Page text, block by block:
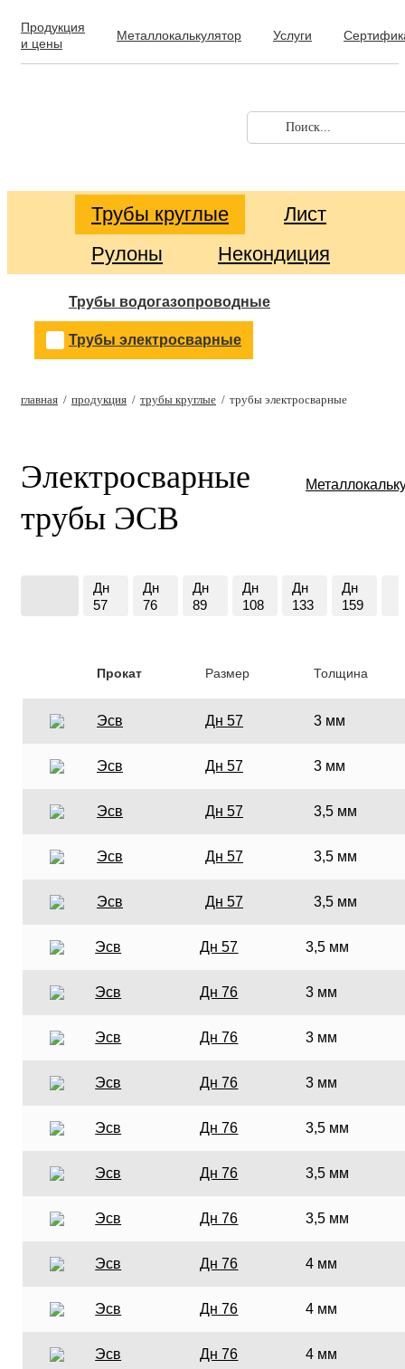
Продукция
и цены
Металлокалькулятор Услуги
Трубы круглые
Лист
Рулоны
Некондиция
Трубы водогазопроводные
Трубы электросварные
главная продукция трубы круглые трубы электросварные
Электросварные
трубы ЭСВ
Дн
57
Дн
76
Дн
89
Дн
108
Дн
133
Дн
159
Прокат Размер Толщина
Эсв Дн 57 3 мм
Эсв Дн 57 3 мм
Эсв Дн 57 3,5 мм
Эсв Дн 57 3,5 мм
Эсв Дн 57 3,5 мм
Эсв Дн 57 3,5 мм
Эсв Дн 76 3 мм
Эсв Дн 76 3 мм
Эсв Дн 76 3 мм
Эсв Дн 76 3,5 мм
Эсв Дн 76 3,5 мм
Эсв Дн 76 3,5 мм
Эсв Дн 76 4 мм
Эсв Дн 76 4 мм
Эсв Дн 76 4 мм